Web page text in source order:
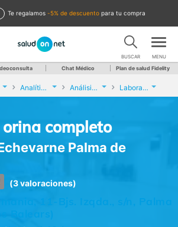
te regalamos -5% de descuento para tu compra
BUSCAR MENU
Chat Médico Plan de salud Fidelity
Analíticas y Genética Análisis de orina completo Laboratorio Echevarne Palma de Mallorca
completo
Palma de
(3 valoraciones)
11-Bjs. Izqda., s/n, Palma